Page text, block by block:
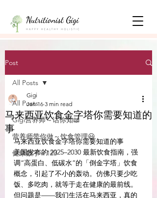
Post
All Posts
Gigi营养师～话你知📖
营养师带你做～饮食管理😃
健康数字～123
All Posts
马来西亚饮食金字塔你需要知道的
事
Gigi
Jan 16 3 min read
马来西亚饮食金字塔你需要知道的事
美国发布的 2025–2030 最新饮食指南，强
调“高蛋白、低碳水”的「倒金字塔」饮食
概念，引起了不小的轰动。仿佛只要少吃
饭、多吃肉，就等于走在健康的最前线。
但问题是——我们生活在马来西亚，真的